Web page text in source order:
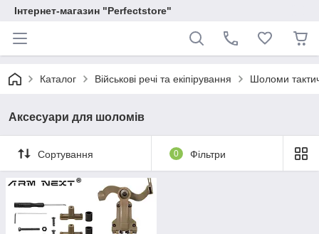
Інтернет-магазин "Perfectstore"
Каталог Військові речі та екіпірування Шоломи
Аксесуари для шоломів
Сортування 0 Фільтри